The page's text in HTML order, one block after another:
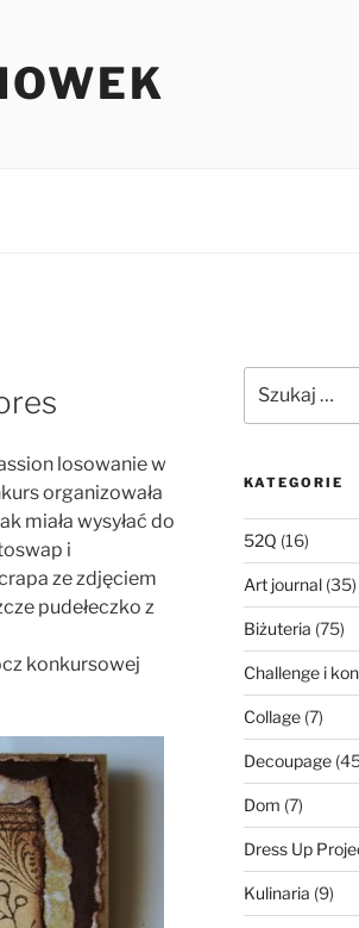
losowanie w
organizowała
miała wysyłać do
i
ze zdjęciem
pudełeczko z
konkursowej
KATEGORIE
52Q (16)
Art journal(35)
Biżuteria (75)
Challenge i
Collage(7)
Decoupage
Dom (7)
Dress Up
Kulinaria (9)